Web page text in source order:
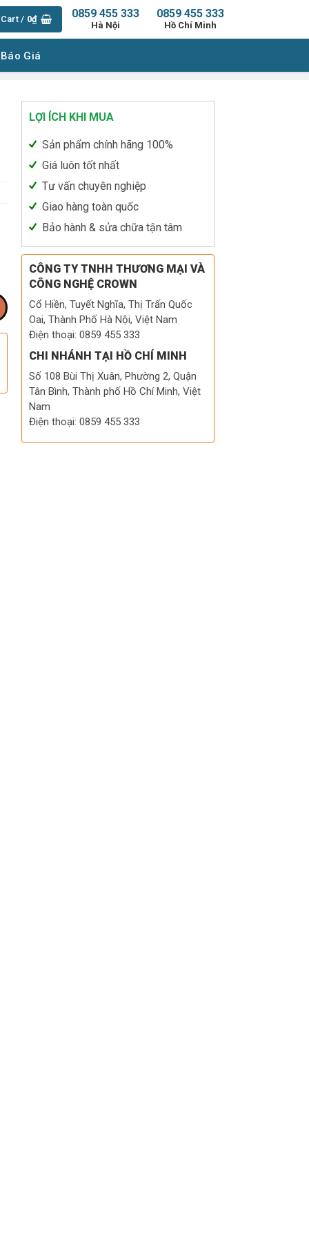
Cart / 0₫ 0859 455 333
Hồ Chí Minh
0859 455 333
Hà Nội
Giá
LỢI ÍCH KHI MUA
Sản phẩm chính hãng 100%
Giá luôn tốt nhất
Tư vấn chuyên nghiệp
Giao hàng toàn quốc
Bảo hành & sửa chữa tận tâm
CÔNG TY TNHH THƯƠNG MẠI VÀ
CÔNG NGHỆ CROWN
Cổ Hiền, Tuyết Nghĩa, Thị Trấn Quốc
Oai, Thành Phố Hà Nội, Việt Nam
Điện thoại: 0859 455 333
CHI NHÁNH TẠI HỒ CHÍ MINH
Số 108 Bùi Thị Xuân, Phường 2, Quận
Tân Bình, Thành phố Hồ Chí Minh, Việt
Nam
Điện thoại: 0859 455 333